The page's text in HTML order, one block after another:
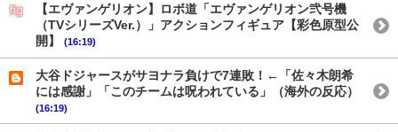
【エヴァンゲリオン】ロボ道「エヴァンゲリオン弐号機
（TVシリーズVer.）」アクションフィギュア【彩色原型公
開】
(16:19)
大谷ドジャースがサヨナラ負けで7連敗！←「佐々木朗希
には感謝」「このチームは呪われている」（海外の反応）
(16:19)